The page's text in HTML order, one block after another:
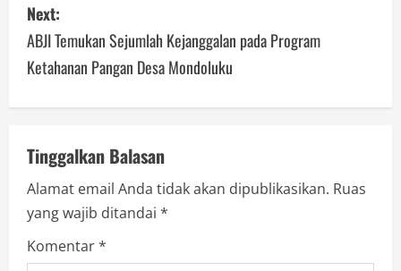
n
a
v
i
g
a
t
Next:
ABJI Temukan Sejumlah Kejanggalan pada Program
Ketahanan Pangan Desa Mondoluku
Tinggalkan Balasan
Alamat email Anda tidak akan dipublikasikan. Ruas
yang wajib ditandai *
Komentar*